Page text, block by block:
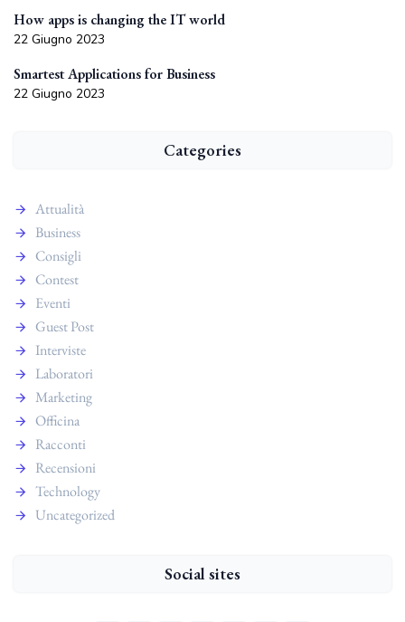
How apps is changing the IT world
22 Giugno 2023
Smartest Applications for Business
22 Giugno 2023
Categories
Attualità
Business
Consigli
Contest
Eventi
Guest Post
Interviste
Laboratori
Marketing
Officina
Racconti
Recensioni
Technology
Uncategorized
Social sites